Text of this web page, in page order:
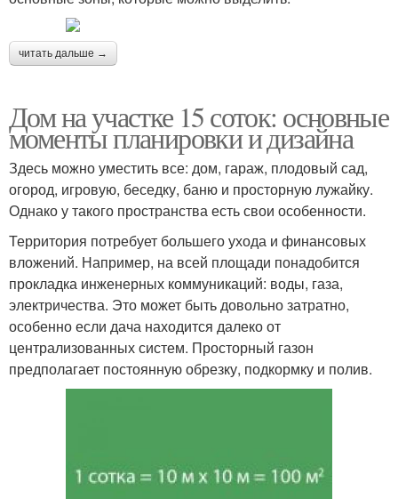
читать дальше →
Дом на участке 15 соток: основные
моменты планировки и дизайна
Здесь можно уместить все: дом, гараж, плодовый сад,
огород, игровую, беседку, баню и просторную лужайку.
Однако у такого пространства есть свои особенности.
Территория потребует большего ухода и финансовых
вложений. Например, на всей площади понадобится
прокладка инженерных коммуникаций: воды, газа,
электричества. Это может быть довольно затратно,
особенно если дача находится далеко от
централизованных систем. Просторный газон
предполагает постоянную обрезку, подкормку и полив.